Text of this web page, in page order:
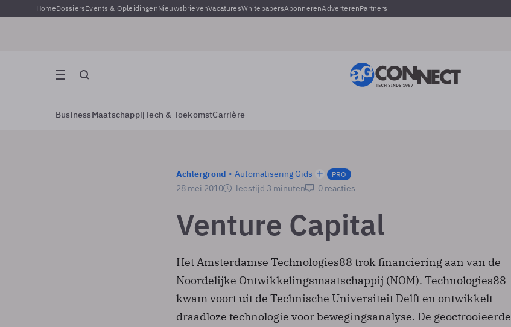
HomeDossiersEvents & OpleidingenNieuwsbrievenVacaturesWhitepapersAbonnerenAdverterenPartners
BusinessMaatschappijTech & ToekomstCarrière
Achtergrond Automatisering Gids PRO
28 mei 2010 leestijd 3 minuten 0 reacties
Venture Capital
Het Amsterdamse Technologies88 trok financiering aan van de
Noordelijke Ontwikkelingsmaatschappij (NOM). Technologies88
kwam voort uit de Technische Universiteit Delft en ontwikkelt
draadloze technologie voor bewegingsanalyse. De geoctrooieerde